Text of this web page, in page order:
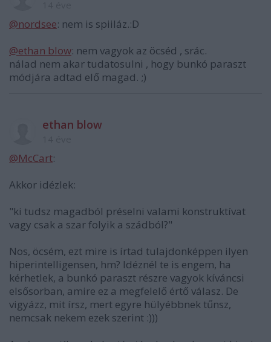
@nordsee: nem is spiiláz.:D
@ethan blow: nem vagyok az öcséd , srác.
nálad nem akar tudatosulni , hogy bunkó paraszt
módjára adtad elő magad. ;)
ethan blow
@McCart:
Akkor idézlek:
"ki tudsz magadból préselni valami konstruktívat
vagy csak a szar folyik a szádból?"
Nos, öcsém, ezt mire is írtad tulajdonképpen ilyen
hiperintelligensen, hm? Idéznél te is engem, ha
kérhetlek, a bunkó paraszt részre vagyok kíváncsi
elsősorban, amire ez a megfelelő értő válasz. De
vigyázz, mit írsz, mert egyre hülyébbnek tűnsz,
nemcsak nekem ezek szerint :)))